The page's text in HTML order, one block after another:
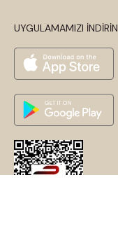
UYGULAMAMIZI İNDİRİN